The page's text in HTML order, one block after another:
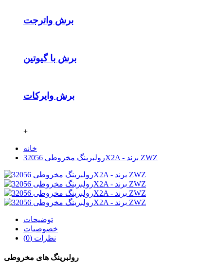
برش واترجت
برش با گیوتین
برش وایرکات
+
خانه
رولبرینگ مخروطی 32056X2A - برند ZWZ
توضیحات
خصوصیات
نظرات (0)
رولبرینگ های مخروطی